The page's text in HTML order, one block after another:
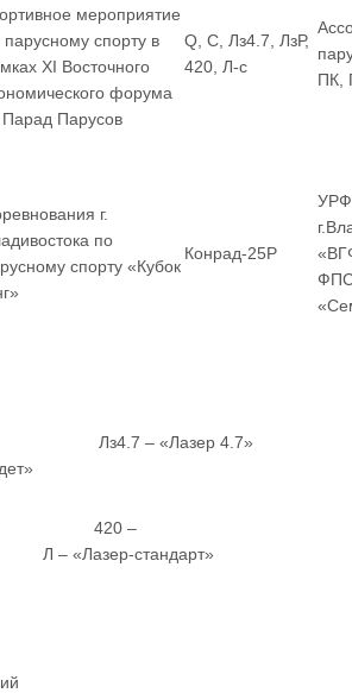
мероприятие
парусному спорту в
XI Восточного
форума
Парусов
Q, С, Лз4.7, ЛзР,
420, Л-с
ПК,
г.
по
спорту «Кубок
Конрад-25Р
Лз4.7 – «Лазер 4.7»
420 –
стандарт»